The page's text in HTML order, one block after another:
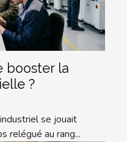
booster la
?
se jouait
relégué au rang...